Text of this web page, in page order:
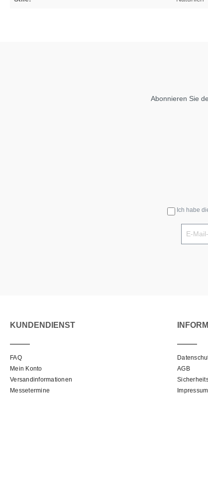
Abonnieren Sie
Ich habe
KUNDENDIENST
FAQ
Mein Konto
Versandinformationen
Messetermine
AGB
Impressum